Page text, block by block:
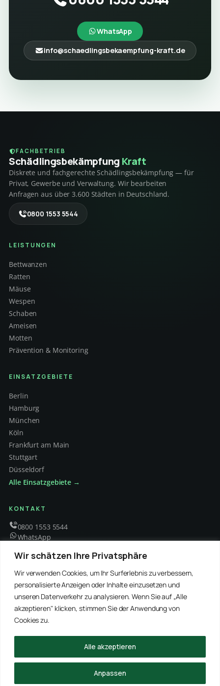
Wir schätzen Ihre Privatsphäre
Wir verwenden Cookies, um Ihr Surferlebnis zu verbessern,
personalisierte Anzeigen oder Inhalte einzusetzen und
unseren Datenverkehr zu analysieren. Wenn Sie auf „Alle
akzeptieren" klicken, stimmen Sie der Anwendung von
Cookies zu.
Anpassen
Alle akzeptieren
WhatsApp
info@schaedlingsbekaempfung-kraft.de
FACHBETRIEB
Schädlings­bekämpfung Kraft
Diskrete und fachgerechte Schädlingsbekämpfung — für
Privat, Gewerbe und Verwaltung. Wir bearbeiten
Anfragen aus über 3.600 Städten in Deutschland.
0800 1553 5544
LEISTUNGEN
Bettwanzen
Ratten
Mäuse
Wespen
Schaben
Ameisen
Motten
Prävention & Monitoring
EINSATZGEBIETE
Berlin
Hamburg
München
Köln
Frankfurt am Main
Stuttgart
Düsseldorf
Alle Einsatzgebiete →
KONTAKT
0800 1553 5544
WhatsApp
Mo – Fr 8 – 18 Uhr
EMPFOHLENE PARTNER
WinRei24 Dienstleistungen
Winterdienst Profi NRW
Winterdienst Niedersachsen
Winterdienst Hansa
Winterdienst Freitag
© 2026 Schädlingsbekämpfung Kraft · Alle Rechte vorbehalten